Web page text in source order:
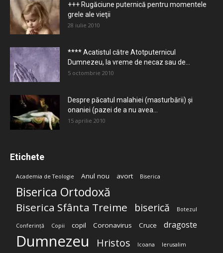
+++ Rugăciune puternică pentru momentele
grele ale vieţii
28 iulie 2010
**** Acatistul către Atotputernicul
Dumnezeu, la vreme de necaz sau de...
5 octombrie 2010
Despre păcatul malahiei (masturbării) şi
onaniei (pazei de a nu avea...
15 aprilie 2010
Etichete
Academia de Teologie Anul nou avort Biserica
Biserica Ortodoxă
Biserica Sfânta Treime biserică Botezul
Conferință Copii copil Coronavirus Cruce dragoste
Dumnezeu Hristos Icoana Ierusalim